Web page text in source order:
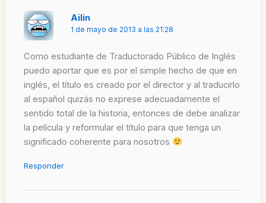
Ailin
1 de mayo de 2013 a las 21:28
Como estudiante de Traductorado Público de Inglés
puedo aportar que es por el simple hecho de que en
inglés, el título es creado por el director y al traducirlo
al español quizás no exprese adecuadamente el
sentido total de la historia, entonces de debe analizar
la película y reformular el título para que tenga un
significado coherente para nosotros
Responder